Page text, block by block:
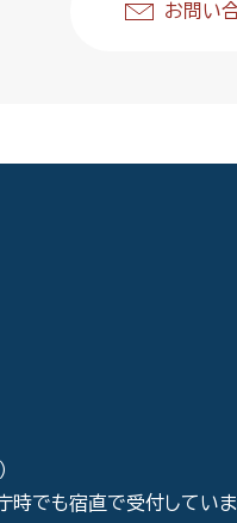
お問い
でも宿直で受付していま